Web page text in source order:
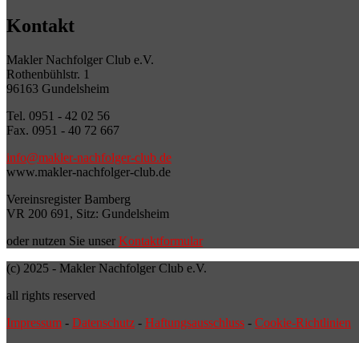
Kontakt
Makler Nachfolger Club e.V.
Rothenbühlstr. 1
96163 Gundelsheim
Tel. 0951 - 42 02 56
Fax. 0951 - 40 72 667
info@makler-nachfolger-club.de
www.makler-nachfolger-club.de
Vereinsregister Bamberg
VR 200 691, Sitz: Gundelsheim
oder nutzen Sie unser Kontaktformular
(c) 2025 - Makler Nachfolger Club e.V.
all rights reserved
Impressum - Datenschutz - Haftungsausschluss - Cookie-Richtlinien